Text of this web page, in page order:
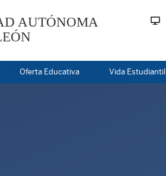
AUTÓNOMA
Oferta Educativa Vida Estudiantil